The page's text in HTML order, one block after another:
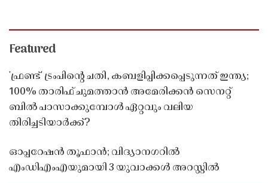
Featured
'ഫ്രണ്ട്' ട്രംപിന്റെ ചതി, കബളിപ്പിക്കപ്പെടുന്നത് ഇന്ത്യ;
100% താരിഫ് ചുമത്താൻ അമേരിക്കൻ സെനറ്റ്
ബിൽ പാസാക്കുമ്പോൾ ഏറ്റവും വലിയ
തിരിച്ചടിയാർക്ക്?
ഓപ്പറേഷൻ തൂഫാൻ; വിദ്യാനഗറിൽ
എംഡിഎംഎയുമായി 3 യുവാക്കൾ അറസ്റ്റിൽ